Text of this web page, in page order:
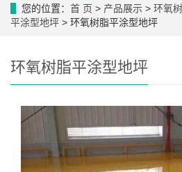
您的位置： 首 页 > 产品展示 > 环氧
平涂型地坪 > 环氧树脂平涂型地坪
环氧树脂平涂型地坪